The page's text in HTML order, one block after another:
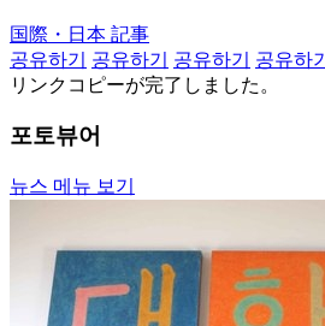
国際・日本 記事
공유하기
공유하기 공유하기 공유하기
リンクコピーが完了しました。
포토뷰어
뉴스 메뉴 보기